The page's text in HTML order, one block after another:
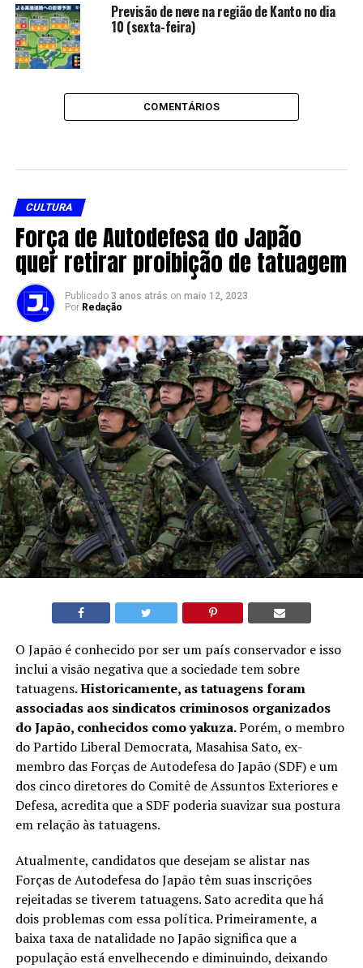
Previsão de neve na região de Kanto no dia
10 (sexta-feira)
COMENTÁRIOS
CULTURA
Força de Autodefesa do Japão
quer retirar proibição de tatuagem
Publicado 3 anos atrás on maio 12, 2023
Por Redação
O Japão é conhecido por ser um país conservador e isso
inclui a visão negativa que a sociedade tem sobre
tatuagens. Historicamente, as tatuagens foram
associadas aos sindicatos criminosos organizados
do Japão, conhecidos como yakuza.Porém, o membro
do Partido Liberal Democrata, Masahisa Sato, ex-
membro das Forças de Autodefesa do Japão (SDF) e um
dos cinco diretores do Comitê de Assuntos Exteriores e
Defesa, acredita que a SDF poderia suavizar sua postura
em relação às tatuagens.
Atualmente, candidatos que desejam se alistar nas
Forças de Autodefesa do Japão têm suas inscrições
rejeitadas se tiverem tatuagens. Sato acredita que há
dois problemas com essa política. Primeiramente, a
baixa taxa de natalidade no Japão significa que a
população está envelhecendo e diminuindo, deixando